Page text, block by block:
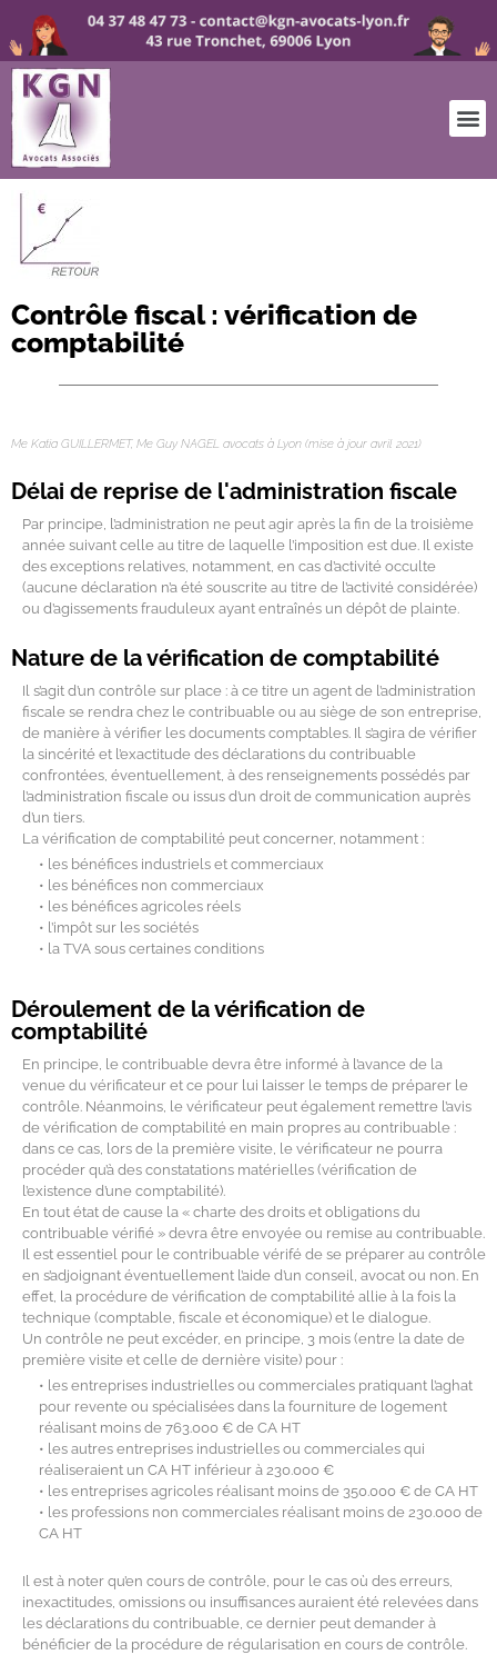
Contrôle fiscal : vérification de
comptabilité
Me Katia GUILLERMET, Me Guy NAGEL avocats à Lyon (mise à jour avril 2021)
Délai de reprise de l'administration fiscale
Par principe, l’administration ne peut agir après la fin de la troisième
année suivant celle au titre de laquelle l’imposition est due. Il existe
des exceptions relatives, notamment, en cas d’activité occulte
(aucune déclaration n’a été souscrite au titre de l’activité considérée)
ou d’agissements frauduleux ayant entraînés un dépôt de plainte.
Nature de la vérification de comptabilité
Il s’agit d’un contrôle sur place : à ce titre un agent de l’administration
fiscale se rendra chez le contribuable ou au siège de son entreprise,
de manière à vérifier les documents comptables. Il s’agira de vérifier
la sincérité et l’exactitude des déclarations du contribuable
confrontées, éventuellement, à des renseignements possédés par
l’administration fiscale ou issus d’un droit de communication auprès
d’un tiers.
La vérification de comptabilité peut concerner, notamment :
• les bénéfices industriels et commerciaux
• les bénéfices non commerciaux
• les bénéfices agricoles réels
• l’impôt sur les sociétés
• la TVA sous certaines conditions
Déroulement de la vérification de
comptabilité
En principe, le contribuable devra être informé à l’avance de la
venue du vérificateur et ce pour lui laisser le temps de préparer le
contrôle. Néanmoins, le vérificateur peut également remettre l’avis
de vérification de comptabilité en main propres au contribuable :
dans ce cas, lors de la première visite, le vérificateur ne pourra
procéder qu’à des constatations matérielles (vérification de
l’existence d’une comptabilité).
En tout état de cause la « charte des droits et obligations du
contribuable vérifié » devra être envoyée ou remise au contribuable.
Il est essentiel pour le contribuable vérifé de se préparer au contrôle
en s’adjoignant éventuellement l’aide d’un conseil, avocat ou non. En
effet, la procédure de vérification de comptabilité allie à la fois la
technique (comptable, fiscale et économique) et le dialogue.
Un contrôle ne peut excéder, en principe, 3 mois (entre la date de
première visite et celle de dernière visite) pour :
• les entreprises industrielles ou commerciales pratiquant l’aghat
pour revente ou spécialisées dans la fourniture de logement
réalisant moins de 763.000 € de CA HT
• les autres entreprises industrielles ou commerciales qui
réaliseraient un CA HT inférieur à 230.000 €
• les entreprises agricoles réalisant moins de 350.000 € de CA HT
• les professions non commerciales réalisant moins de 230.000 de
CA HT
Il est à noter qu’en cours de contrôle, pour le cas où des erreurs,
inexactitudes, omissions ou insuffisances auraient été relevées dans
les déclarations du contribuable, ce dernier peut demander à
bénéficier de la procédure de régularisation en cours de contrôle.